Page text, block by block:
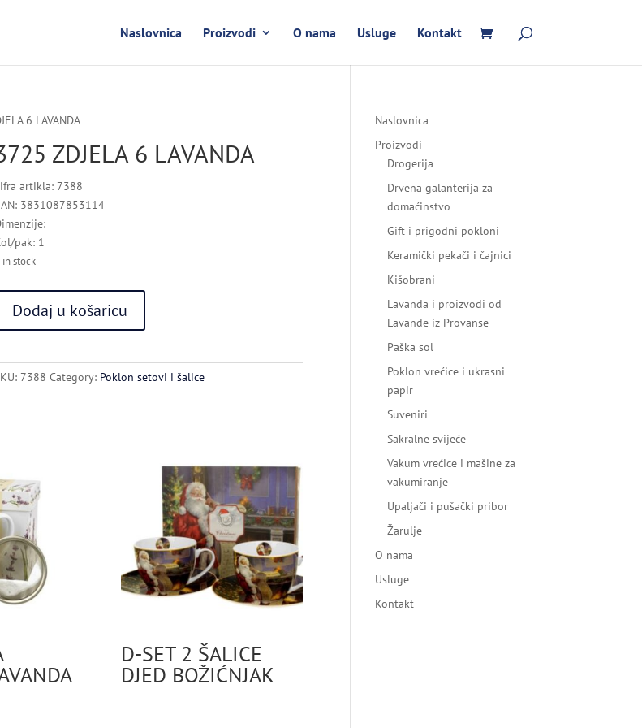
Naslovnica Proizvodi O nama Usluge Kontakt
6 LAVANDA
ZDJELA 6 LAVANDA
artikla: 7388
3831087853114
pak: 1
in stock
ZDJELA
Dodaj u košaricu
7388 Category: Poklon setovi i šalice
D-SET 2 ŠALICE
DJED BOŽIĆNJAK
Naslovnica
Proizvodi
Drogerija
Drvena galanterija za
domaćinstvo
Gift i prigodni pokloni
Keramički pekači i čajnici
Kišobrani
Lavanda i proizvodi od
Lavande iz Provanse
Paška sol
Poklon vrećice i ukrasni
papir
Suveniri
Sakralne svijeće
Vakum vrećice i mašine za
vakumiranje
Upaljači i pušački pribor
Žarulje
O nama
Usluge
Kontakt